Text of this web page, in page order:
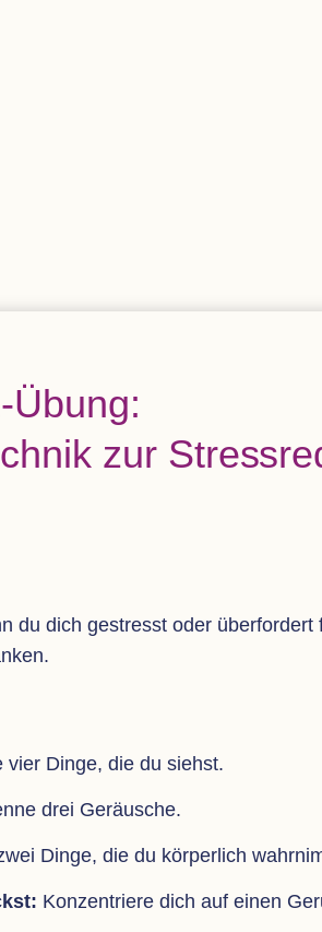
Übung:
zur
du dich gestresst oder
vier Dinge, die du siehst.
drei Geräusche.
Dinge, die du kör­per­lich
Kon­zen­triere dich auf einen